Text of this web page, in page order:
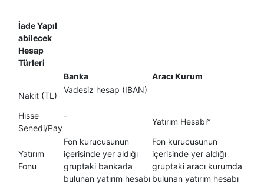
İade Yapıl​
abilecek
Hesap
Türleri​
Banka
Aracı Kurum
Nakit (TL)
Vadesiz hesap (IBAN)
Hisse
Senedi/Pay
-
Yatırım Hesabı*
Yatırım
Fonu
Fon kurucusunun
içerisinde yer aldığı
gruptaki bankada
bulunan yatırım hesabı
Fon kurucusunun
içerisinde yer aldığı
gruptaki aracı kurumda
bulunan yatırım hesabı